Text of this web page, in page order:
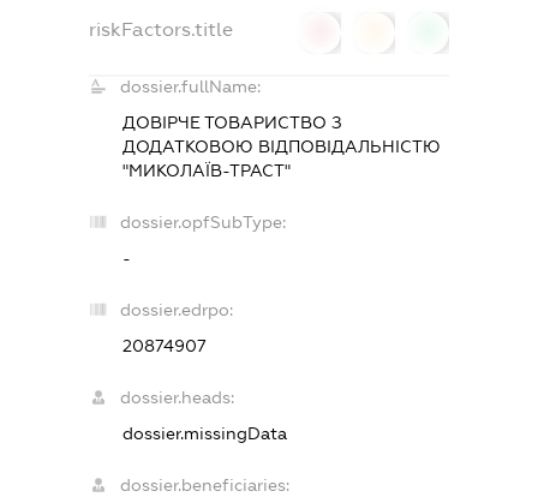
riskFactors.title
dossier.fullName:
ДОВІРЧЕ ТОВАРИСТВО З
ДОДАТКОВОЮ ВІДПОВІДАЛЬНІСТЮ
"МИКОЛАЇВ-ТРАСТ"
dossier.opfSubType:
-
dossier.edrpo:
20874907
dossier.heads:
dossier.missingData
dossier.beneficiaries: